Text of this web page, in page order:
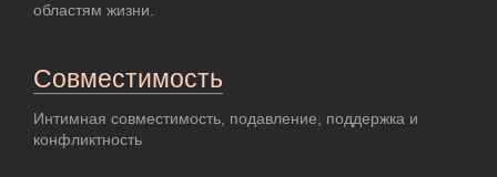
областям жизни.
Совместимость
Интимная совместимость, подавление, поддержка и
конфликтность